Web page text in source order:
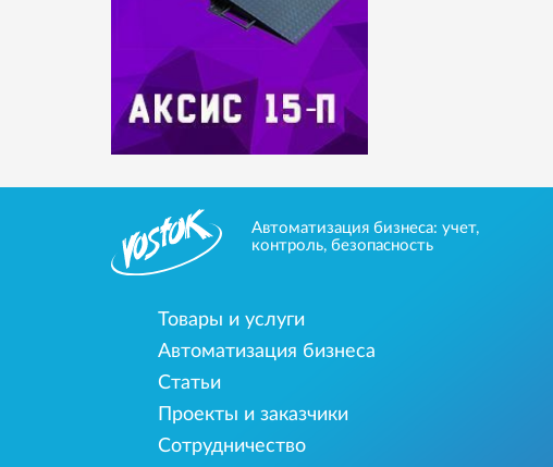
Автоматизация бизнеса: учет,
контроль, безопасность
Товары и услуги
Автоматизация бизнеса
Статьи
Проекты и заказчики
Сотрудничество